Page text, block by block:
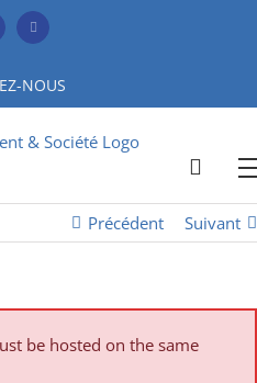
YouTube
NOUS
Précédent Suivant
be hosted on the same